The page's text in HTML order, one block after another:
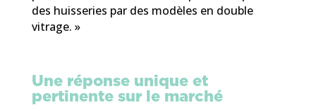
des huisseries par des modèles en double
vitrage. »
Une réponse unique et
pertinente sur le marché